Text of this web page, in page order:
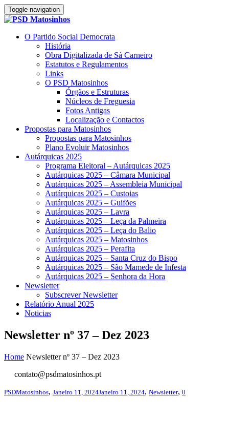
Toggle navigation
O Partido Social Democrata
História
Obra Digitalizada de Sá Carneiro
Estatutos e Regulamentos
Links
O PSD Matosinhos
Órgãos e Estruturas
Núcleos de Freguesia
Fotos Antigas
Localização e Contactos
Propostas para Matosinhos
Propostas para Matosinhos
Plano Evoluir Matosinhos
Autárquicas 2025
Programa Eleitoral – Autárquicas 2025
Autárquicas 2025 – Câmara Municipal
Autárquicas 2025 – Assembleia Municipal
Autárquicas 2025 – Custoias
Autárquicas 2025 – Guifões
Autárquicas 2025 – Lavra
Autárquicas 2025 – Leça da Palmeira
Autárquicas 2025 – Leça do Balio
Autárquicas 2025 – Matosinhos
Autárquicas 2025 – Perafita
Autárquicas 2025 – Santa Cruz do Bispo
Autárquicas 2025 – São Mamede de Infesta
Autárquicas 2025 – Senhora da Hora
Newsletter
Subscrever Newsletter
Relatório Anual 2025
Noticias
Newsletter nº 37 – Dez 2023
Home Newsletter nº 37 – Dez 2023
contato@psdmatosinhos.pt
PSDMatosinhos, Janeiro 11, 2024Janeiro 11, 2024, Newsletter, 0